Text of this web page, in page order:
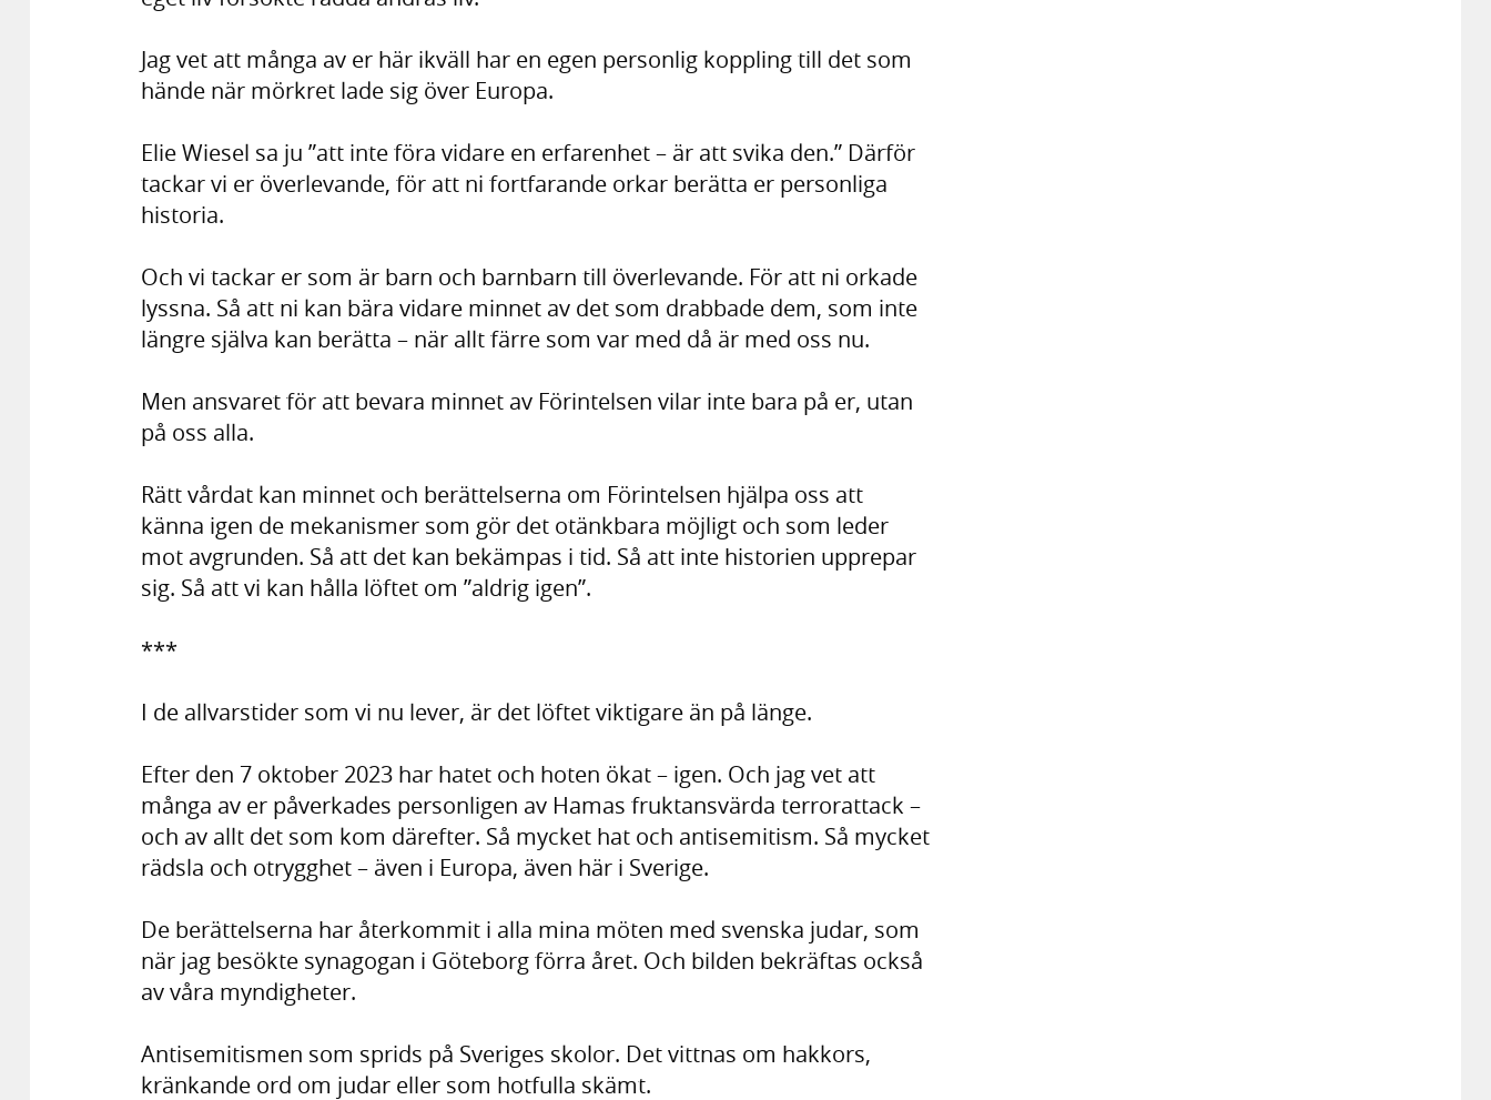
Jag vet att många av er här ikväll har en egen personlig koppling till det som
hände när mörkret lade sig över Europa.
Elie Wiesel sa ju ”att inte föra vidare en erfarenhet – är att svika den.” Därför
tackar vi er överlevande, för att ni fortfarande orkar berätta er personliga
historia.
Och vi tackar er som är barn och barnbarn till överlevande. För att ni orkade
lyssna. Så att ni kan bära vidare minnet av det som drabbade dem, som inte
längre själva kan berätta – när allt färre som var med då är med oss nu.
Men ansvaret för att bevara minnet av Förintelsen vilar inte bara på er, utan
på oss alla.
Rätt vårdat kan minnet och berättelserna om Förintelsen hjälpa oss att
känna igen de mekanismer som gör det otänkbara möjligt och som leder
mot avgrunden. Så att det kan bekämpas i tid. Så att inte historien upprepar
sig. Så att vi kan hålla löftet om ”aldrig igen”.
***
I de allvarstider som vi nu lever, är det löftet viktigare än på länge.
Efter den 7 oktober 2023 har hatet och hoten ökat – igen. Och jag vet att
många av er påverkades personligen av Hamas fruktansvärda terrorattack –
och av allt det som kom därefter. Så mycket hat och antisemitism. Så mycket
rädsla och otrygghet – även i Europa, även här i Sverige.
De berättelserna har återkommit i alla mina möten med svenska judar, som
när jag besökte synagogan i Göteborg förra året. Och bilden bekräftas också
av våra myndigheter.
Antisemitismen som sprids på Sveriges skolor. Det vittnas om hakkors,
kränkande ord om judar eller som hotfulla skämt.